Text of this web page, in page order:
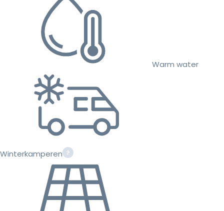
Warm water
Winterkamperen